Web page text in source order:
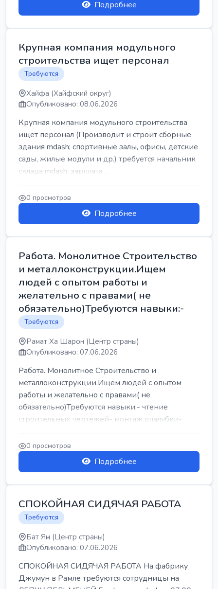
Подробнее
Крупная компания модульного
строительства ищет персонал
Требуются
Хайфа (Хайфский округ)
Опубликовано: 08.06.2026
Крупная компания модульного строительства
ищет персонал (Производит и строит сборные
здания mdash; спортивные залы, офисы, детские
сады, жилые модули и др.) требуется начальник
склада mdash; зарплата ...
0 просмотров
Подробнее
Работа. Монолитное Строительство
и металлоконструкции.Ищем
людей с опытом работы и
желательно с правами( не
обязательно)Требуются навыки:-
Требуются
Рамат Ха Шарон (Центр страны)
Опубликовано: 07.06.2026
Работа. Монолитное Строительство и
металлоконструкции.Ищем людей с опытом
работы и желательно с правами( не
обязательно)Требуются навыки:- чтение
строительных чертежей- монтаж опалубки-
армокаркасыОпл...
0 просмотров
Подробнее
СПОКОЙНАЯ СИДЯЧАЯ РАБОТА
Требуются
Бат Ям (Центр страны)
Опубликовано: 07.06.2026
СПОКОЙНАЯ СИДЯЧАЯ РАБОТА На фабрику
Джумун в Рамле требуются сотрудницы на